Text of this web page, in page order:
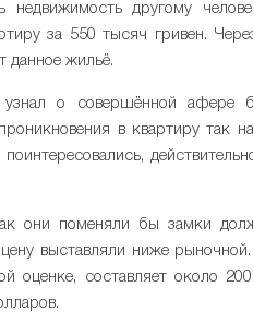
недвижимость другому
за 550 тысяч гривен.
данное жильё.
узнал о совершённой афере
в квартиру так
они поменяли бы замки
выставляли ниже
оценке, составляет около